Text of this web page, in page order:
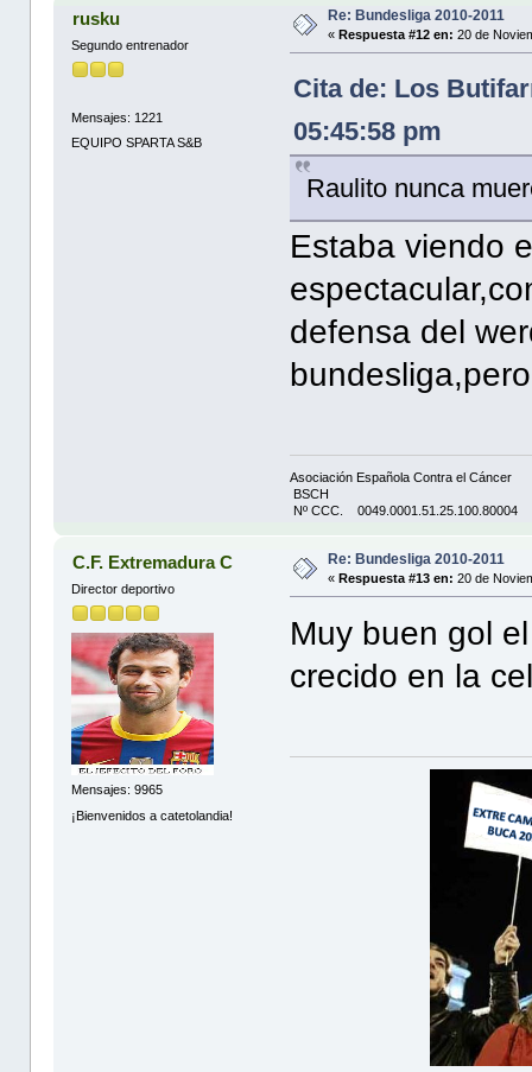
rusku
Segundo entrenador
Mensajes: 1221
EQUIPO SPARTA S&B
Re: Bundesliga 2010-2011
«Respuesta #12 en: 20 de
Cita de: Los
05:45:58 pm
Raulito nunca
Estaba viendo
defensa del
Asociación Española Contra el Cáncer
BSCH
Nº CCC. 0049.0001.51.25.100.80004
C.F. Extremadura C
Director deportivo
Mensajes: 9965
¡Bienvenidos a catetolandia!
Re: Bundesliga 2010-2011
«Respuesta #13 en: 20 de
Muy buen gol
crecido en la